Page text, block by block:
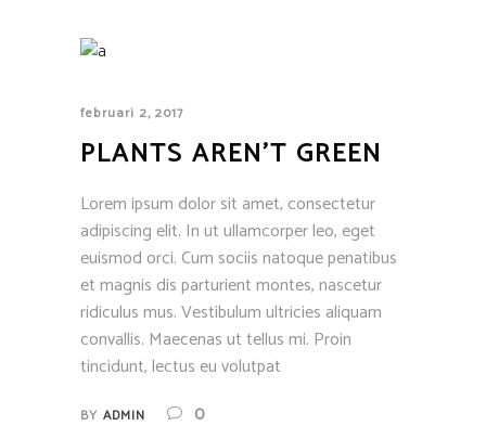
februari 2, 2017
PLANTS AREN’T GREEN
Lorem ipsum dolor sit amet, consectetur
adipiscing elit. In ut ullamcorper leo, eget
euismod orci. Cum sociis natoque penatibus
et magnis dis parturient montes, nascetur
ridiculus mus. Vestibulum ultricies aliquam
convallis. Maecenas ut tellus mi. Proin
tincidunt, lectus eu volutpat
BY ADMIN 0